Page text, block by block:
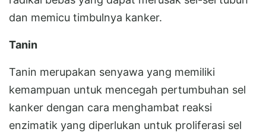
dan memicu timbulnya kanker.
Tanin
Tanin merupakan senyawa yang memiliki
kemampuan untuk mencegah pertumbuhan sel
kanker dengan cara menghambat reaksi
enzimatik yang diperlukan untuk proliferasi sel